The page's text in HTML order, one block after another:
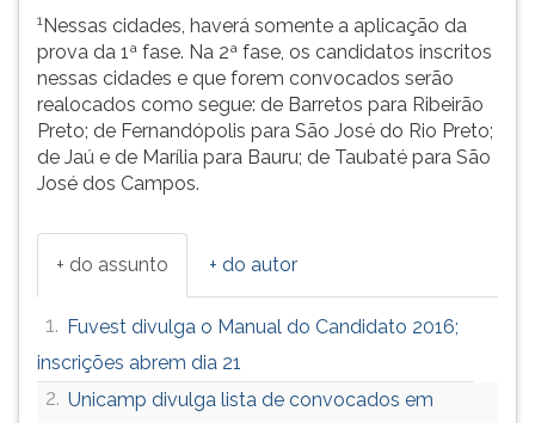
1Nessas cidades, haverá somente a aplicação da
prova da 1ª fase. Na 2ª fase, os candidatos inscritos
nessas cidades e que forem convocados serão
realocados como segue: de Barretos para Ribeirão
Preto; de Fernandópolis para São José do Rio Preto;
de Jaú e de Marília para Bauru; de Taubaté para São
José dos Campos.
+ do assunto + do autor
1. Fuvest divulga o Manual do Candidato 2016;
inscrições abrem dia 21
2. Unicamp divulga lista de convocados em